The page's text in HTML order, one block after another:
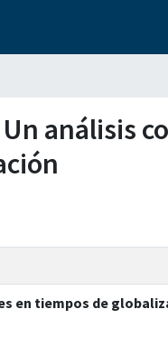
análisis
en tiempos de